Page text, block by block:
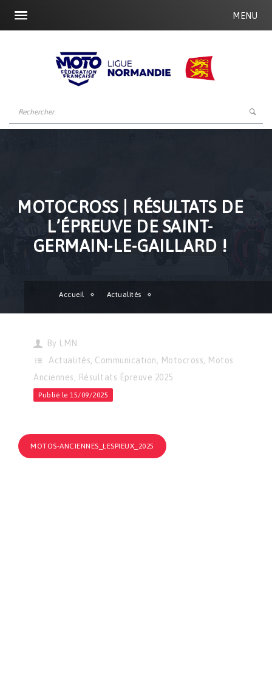
MENU
MOTOCROSS | RÉSULTATS DE
L’ÉPREUVE DE SAINT-
GERMAIN-LE-GAILLARD !
Accueil Actualités
By
LMN
Actualités Communication Motocross
Motos
Anciennes
Résultats Épreuve 2025
Publié le 15/09/2025
MOTOS-ANCIENNES_LESPIEUX_2025